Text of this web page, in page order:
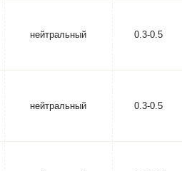
нейтральный 0.3-0.5
нейтральный 0.3-0.5